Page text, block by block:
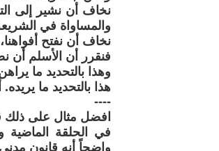
نخاف أن نشير إلى
والمساواة في
نخاف أن نفتح
فنقرر أن الأسلم أن
وهذا بالتحديد ما
هذا بالتحديد ما
----
افضل مثال على ذلك
في الحلقة الماضية
واضحاً أنه قانون